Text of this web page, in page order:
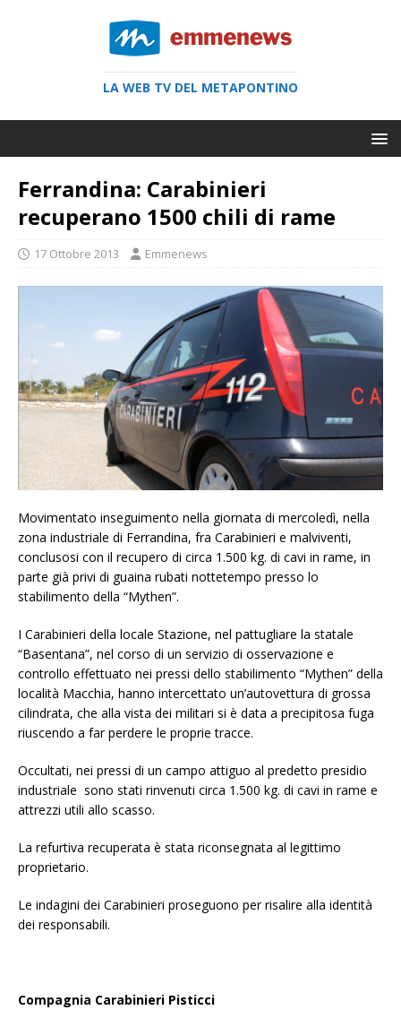
LA WEB TV DEL METAPONTINO
Ferrandina: Carabinieri
recuperano 1500 chili di rame
17 Ottobre 2013 Emmenews
Movimentato inseguimento nella giornata di mercoledì, nella
zona industriale di Ferrandina, fra Carabinieri e malviventi,
conclusosi con il recupero di circa 1.500 kg. di cavi in rame, in
parte già privi di guaina rubati nottetempo presso lo
stabilimento della “Mythen”.
I Carabinieri della locale Stazione, nel pattugliare la statale
“Basentana”, nel corso di un servizio di osservazione e
controllo effettuato nei pressi dello stabilimento “Mythen” della
località Macchia, hanno intercettato un’autovettura di grossa
cilindrata, che alla vista dei militari si è data a precipitosa fuga
riuscendo a far perdere le proprie tracce.
Occultati, nei pressi di un campo attiguo al predetto presidio
industriale sono stati rinvenuti circa 1.500 kg. di cavi in rame e
attrezzi utili allo scasso.
La refurtiva recuperata è stata riconsegnata al legittimo
proprietario.
Le indagini dei Carabinieri proseguono per risalire alla identità
dei responsabili.
Compagnia Carabinieri Pisticci